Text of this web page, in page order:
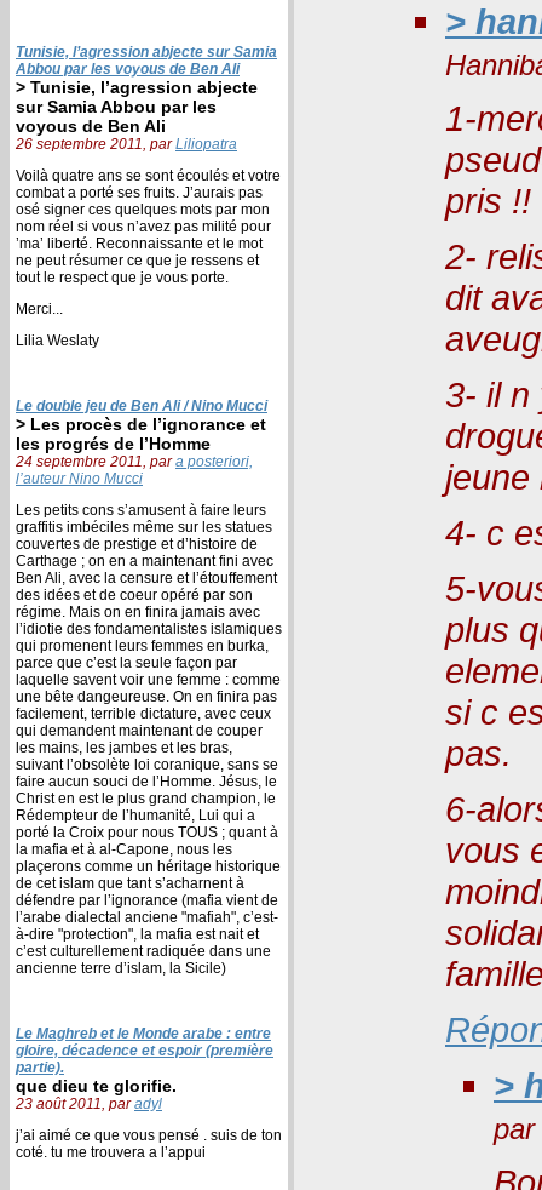
Tunisie, l’agression abjecte sur Samia
Abbou par les voyous de Ben Ali
> Tunisie, l’agression abjecte
sur Samia Abbou par les
voyous de Ben Ali
26 septembre 2011, parLiliopatra
Voilà quatre ans se sont écoulés et votre
combat a porté ses fruits. J’aurais pas
osé signer ces quelques mots par mon
nom réel si vous n’avez pas milité pour
’ma’ liberté. Reconnaissante et le mot
ne peut résumer ce que je ressens et
tout le respect que je vous porte.
Merci...
Lilia Weslaty
Le double jeu de Ben Ali / Nino Mucci
> Les procès de l’ignorance et
les progrés de l’Homme
24 septembre 2011, para posteriori,
l’auteur Nino Mucci
Les petits cons s’amusent à faire leurs
graffitis imbéciles même sur les statues
couvertes de prestige et d’histoire de
Carthage ; on en a maintenant fini avec
Ben Ali, avec la censure et l’étouffement
des idées et de coeur opéré par son
régime. Mais on en finira jamais avec
l’idiotie des fondamentalistes islamiques
qui promenent leurs femmes en burka,
parce que c’est la seule façon par
laquelle savent voir une femme : comme
une bête dangeureuse. On en finira pas
facilement, terrible dictature, avec ceux
qui demandent maintenant de couper
les mains, les jambes et les bras,
suivant l’obsolète loi coranique, sans se
faire aucun souci de l’Homme. Jésus, le
Christ en est le plus grand champion, le
Rédempteur de l’humanité, Lui qui a
porté la Croix pour nous TOUS ; quant à
la mafia et à al-Capone, nous les
plaçerons comme un héritage historique
de cet islam que tant s’acharnent à
défendre par l’ignorance (mafia vient de
l’arabe dialectal anciene "mafiah", c’est-
à-dire "protection", la mafia est nait et
c’est culturellement radiquée dans une
ancienne terre d’islam, la Sicile)
Le Maghreb et le Monde arabe : entre
gloire, décadence et espoir (première
partie).
que dieu te glorifie.
23 août 2011, paradyl
j’ai aimé ce que vous pensé . suis de ton
coté. tu me trouvera a l’appui
>
1-
pris !!
2-
dit
3- il n
jeune
4- c
5-
plus
si c
pas.
6-
vous
>
par